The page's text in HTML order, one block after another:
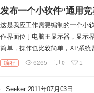
发布一个小软件“通用
这是我应工作需要编制的一个小
作界面位于电脑主显示器，显示
简单，操作也比较简单，XP系统
编程 6265 0 1
Seeker 2011年07月03日